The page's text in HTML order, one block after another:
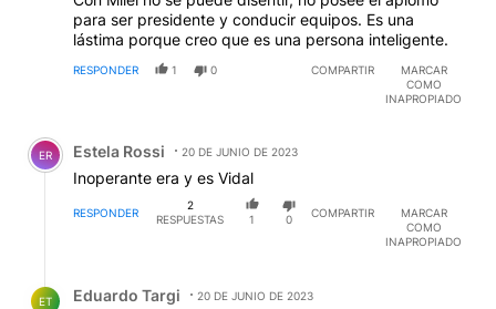
para ser presidente y conducir equipos. Es una
lástima porque creo que es una persona inteligente.
RESPONDER 1 0 COMPARTIR
MARCAR
COMO
INAPROPIADO
Comentario de Estela Rossi.
ER Estela Rossi 20 DE JUNIO DE 2023
Inoperante era y es Vidal
RESPONDER
2
RESPUESTAS
1 0
COMPARTIR
MARCAR
COMO
INAPROPIADO
ET Eduardo Targi
20 DE JUNIO DE 2023